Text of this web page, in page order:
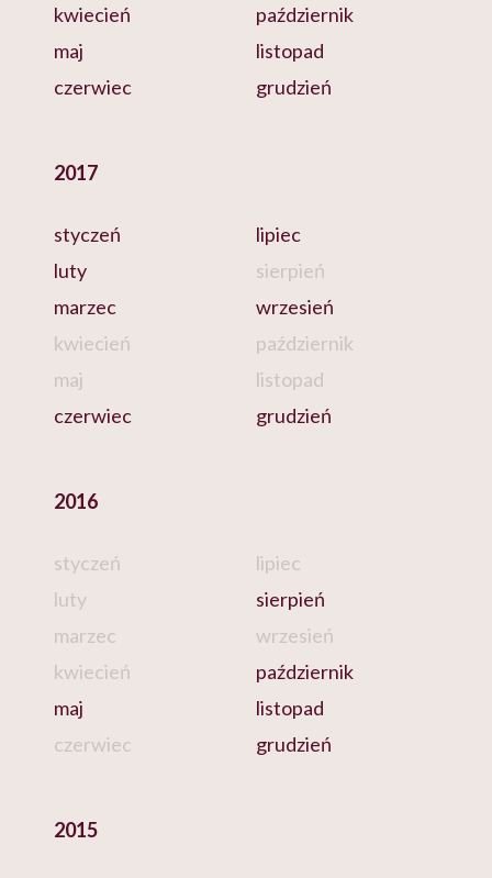
kwiecień
maj
czerwiec
październik
listopad
grudzień
2017
styczeń
luty
marzec
kwiecień
maj
czerwiec
lipiec
sierpień
wrzesień
październik
listopad
grudzień
2016
styczeń
luty
marzec
kwiecień
maj
czerwiec
lipiec
sierpień
wrzesień
październik
listopad
grudzień
2015